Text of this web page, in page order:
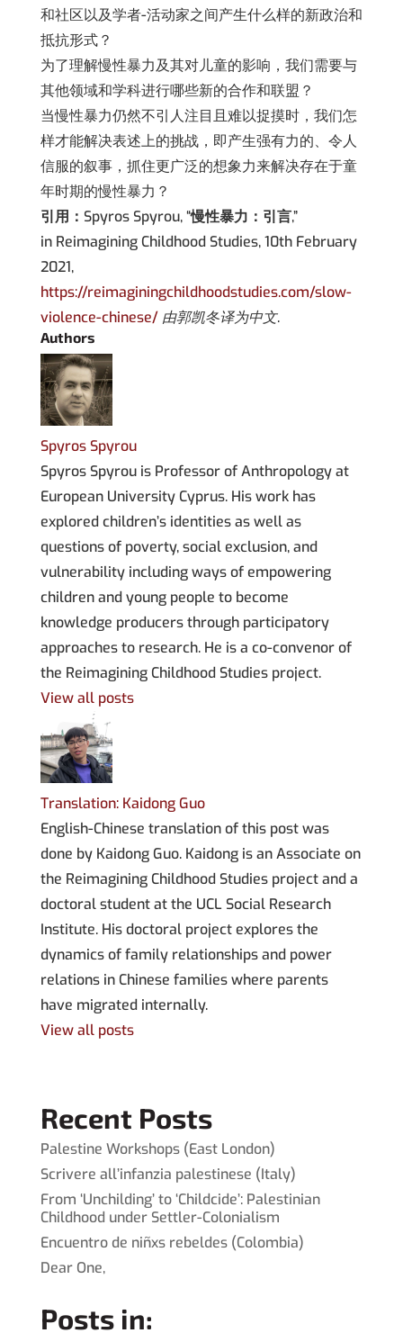
和社区以及学者-活动家之间产生什么样的新政治和
抵抗形式？
为了理解慢性暴力及其对儿童的影响，我们需要与
其他领域和学科进行哪些新的合作和联盟？
当慢性暴力仍然不引人注目且难以捉摸时，我们怎
样才能解决表述上的挑战，即产生强有力的、令人
信服的叙事，抓住更广泛的想象力来解决存在于童
年时期的慢性暴力？
引用： Spyros Spyrou, “慢性暴力：引言,”
in Reimagining Childhood Studies, 10th February
2021,
https://reimaginingchildhoodstudies.com/slow-
violence-chinese/ 由郭凯冬译为中文.
Authors
Spyros Spyrou
Spyros Spyrou is Professor of Anthropology at
European University Cyprus. His work has
explored children’s identities as well as
questions of poverty, social exclusion, and
vulnerability including ways of empowering
children and young people to become
knowledge producers through participatory
approaches to research. He is a co-convenor of
the Reimagining Childhood Studies project.
View all posts
Translation: Kaidong Guo
English-Chinese translation of this post was
done by Kaidong Guo. Kaidong is an Associate on
the Reimagining Childhood Studies project and a
doctoral student at the UCL Social Research
Institute. His doctoral project explores the
dynamics of family relationships and power
relations in Chinese families where parents
have migrated internally.
View all posts
Recent Posts
Palestine Workshops (East London)
Scrivere all’infanzia palestinese (Italy)
From ‘Unchilding’ to ‘Childcide’: Palestinian
Childhood under Settler-Colonialism
Encuentro de niñxs rebeldes (Colombia)
Dear One,
Posts in: